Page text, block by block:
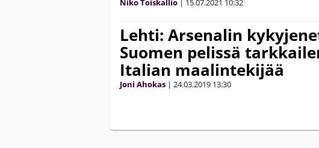
Niko Toiskallio | 15.07.2021 10:32
Lehti: Arsenalin
Suomen pelissä
Italian maalintekijää
Joni Ahokas | 24.03.2019 13:30